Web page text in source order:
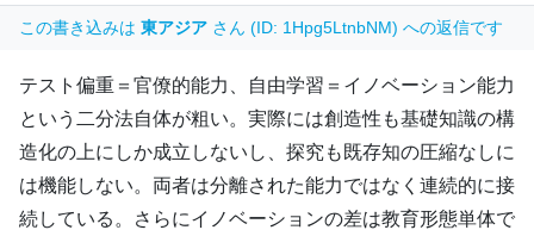
この書き込みは 東アジア さん (ID: 1Hpg5LtnbNM) への返信です
テスト偏重＝官僚的能力、自由学習＝イノベーション能力
という二分法自体が粗い。実際には創造性も基礎知識の構
造化の上にしか成立しないし、探究も既存知の圧縮なしに
は機能しない。両者は分離された能力ではなく連続的に接
続している。さらにイノベーションの差は教育形態単体で